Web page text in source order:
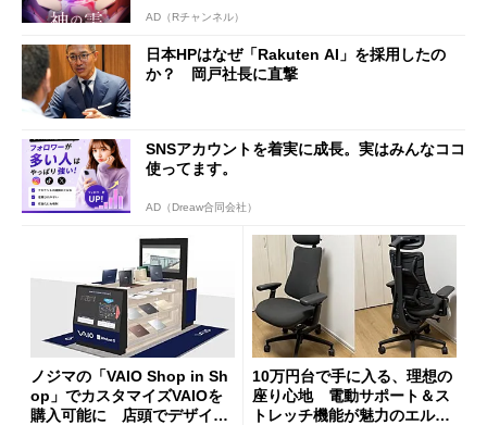
AD（Rチャンネル）
日本HPはなぜ「Rakuten AI」を採用したの
か？ 岡戸社長に直撃
SNSアカウントを着実に成長。実はみんなココ
使ってます。
AD（Dreaw合同会社）
ノジマの「VAIO Shop in Sh
op」でカスタマイズVAIOを
購入可能に 店頭でデザイン
10万円台で手に入る、理想の
座り心地 電動サポート＆ス
トレッチ機能が魅力のエルゴ